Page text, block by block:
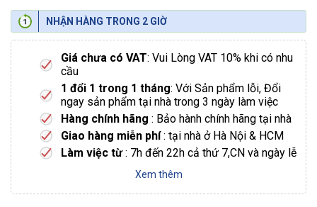
NHẬN HÀNG TRONG 2 GIỜ
Giá chưa có VAT: Vui Lòng VAT 10% khi có nhu
cầu
1 đổi 1 trong 1 tháng: Với Sản phẩm lỗi, Đổi
ngay sản phẩm tại nhà trong 3 ngày làm việc
Hàng chính hãng : Bảo hành chính hãng tại nhà
Giao hàng miễn phí: tại nhà ở Hà Nội & HCM
Làm việc từ: 7h đến 22h cả thứ 7,CN và ngày lễ
Xem thêm